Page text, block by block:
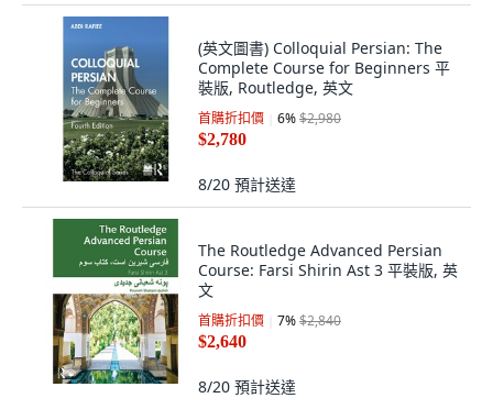
(英文圖書) Colloquial Persian: The
Complete Course for Beginners 平
裝版, Routledge, 英文
首購折扣價 6%$2,980
$2,780
8/20 預計送達
The Routledge Advanced Persian
Course: Farsi Shirin Ast 3 平裝版, 英
文
首購折扣價 7%$2,840
$2,640
8/20 預計送達